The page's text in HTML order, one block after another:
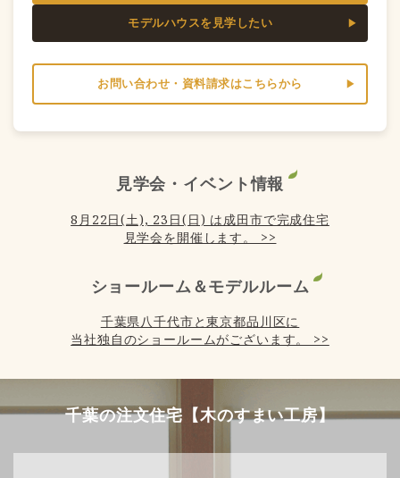
モデルハウスを見学したい
お問い合わせ・資料請求はこちらから
見学会・イベント情報
8月22日(土), 23日(日) は成田市で完成住宅
見学会を開催します。 >>
ショールーム＆モデルルーム
千葉県八千代市と東京都品川区に
当社独自のショールームがございます。 >>
千葉の注文住宅【木のすまい工房】